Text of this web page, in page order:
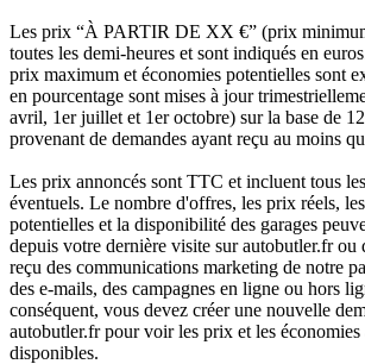
Les prix “À PARTIR DE XX €” (prix
toutes les demi-heures et sont indiqués en
prix maximum et économies potentielles sont
en pourcentage sont mises à jour
avril, 1er juillet et 1er octobre) sur la base de
provenant de demandes ayant reçu au moins
Les prix annoncés sont TTC et incluent tous
éventuels. Le nombre d'offres, les prix réels,
potentielles et la disponibilité des garages
depuis votre dernière visite sur autobutler.fr ou
reçu des communications marketing de notre
des e-mails, des campagnes en ligne ou hors
conséquent, vous devez créer une nouvelle
autobutler.fr pour voir les prix et les économies
disponibles.